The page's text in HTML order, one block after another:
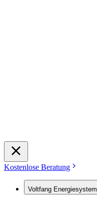
Kostenlose Beratung
Voltfang Energiesystem